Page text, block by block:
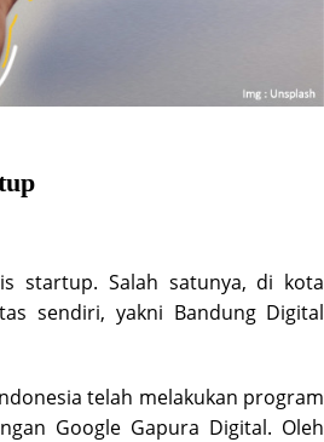
startup. Salah satunya, di kota
sendiri, yakni Bandung Digital
telah melakukan program
Google Gapura Digital. Oleh